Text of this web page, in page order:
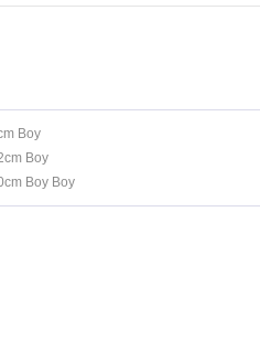
Boy
Boy
Boy Boy